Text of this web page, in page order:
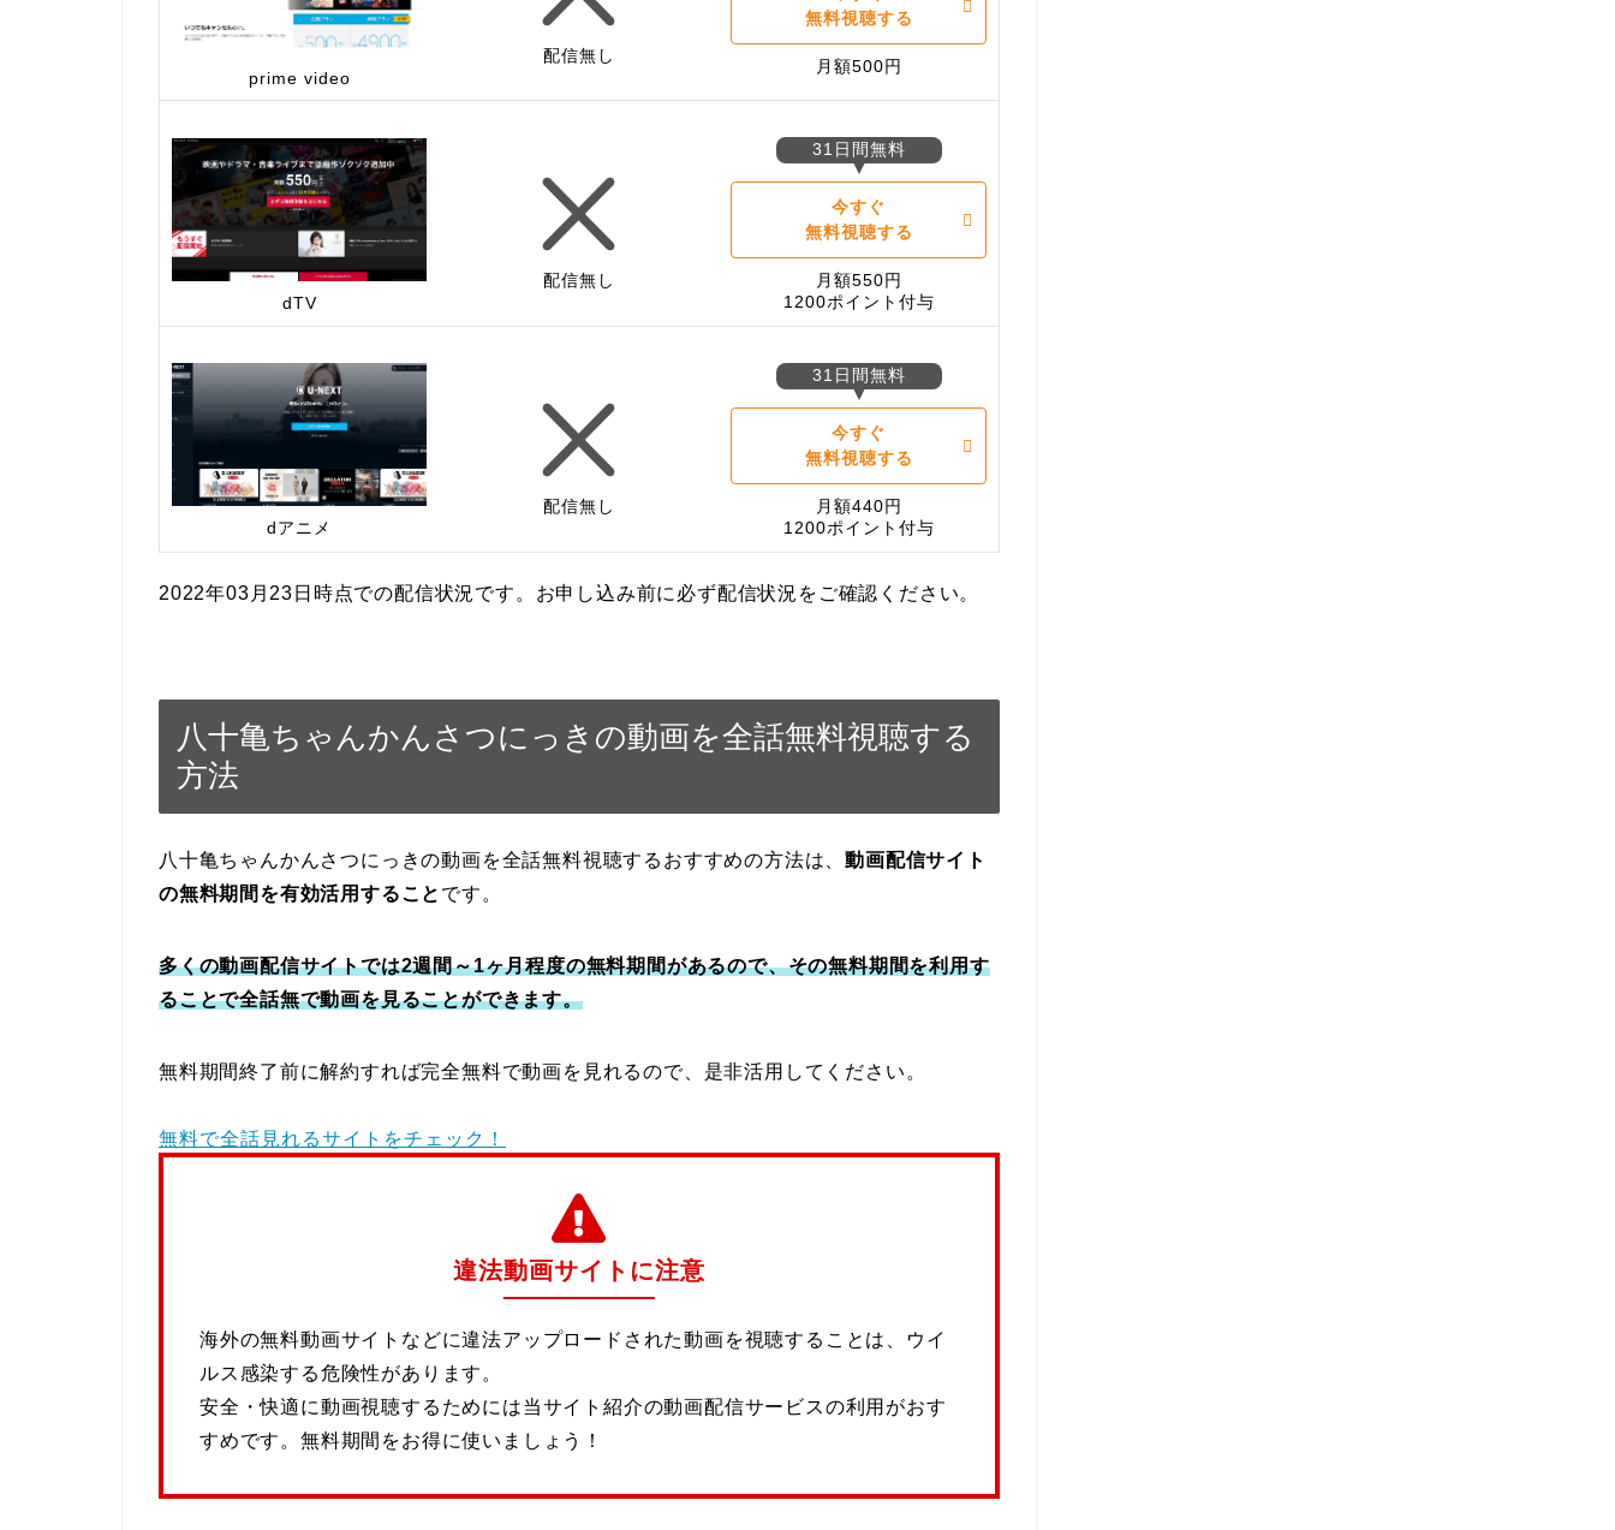
prime video
配信無し
無料視聴する
月額500円
dTV
配信無し
31日間無料
今すぐ
無料視聴する
月額550円
1200ポイント付与
dアニメ
配信無し
31日間無料
今すぐ
無料視聴する
月額440円
1200ポイント付与
2022年03月23日時点での配信状況です。お申し込み前に必ず配信状況をご確認ください。
八十亀ちゃんかんさつにっきの動画を全話無料視聴する
方法
八十亀ちゃんかんさつにっきの動画を全話無料視聴するおすすめの方法は、動画配信サイト
の無料期間を有効活用すること です。
多くの動画配信サイトでは2週間～1ヶ月程度の無料期間があるので、その無料期間を利用す
ることで全話無で動画を見ることができます。
無料期間終了前に解約すれば完全無料で動画を見れるので、是非活用してください。
無料で全話見れるサイトをチェック！
違法動画サイトに注意
海外の無料動画サイトなどに違法アップロードされた動画を視聴することは、ウイ
ルス感染する危険性があります。
安全・快適に動画視聴するためには当サイト紹介の動画配信サービスの利用がおす
すめです。無料期間をお得に使いましょう！